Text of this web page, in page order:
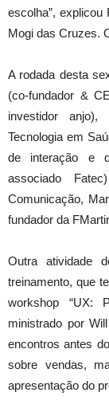
escolha”,
Mogi das Cruzes.
A rodada desta
(co-fundador &
investidor
Tecnologia em
de interação e
associado
Comunicação,
fundador da
Outra atividade
treinamento, que
workshop “UX:
ministrado por
encontros antes
sobre vendas,
apresentação do